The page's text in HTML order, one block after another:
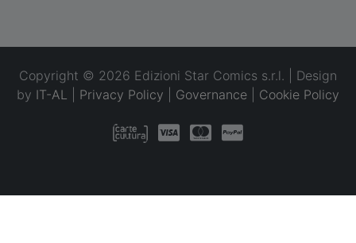
Copyright © 2026 Edizioni Star Comics s.r.l. | Design
by IT-AL Privacy Policy Governance Cookie Policy